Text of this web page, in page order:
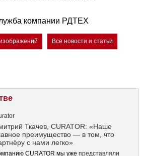
компании РДТЕХ
Все новости и статьи
Ткачев, CURATOR: «Наше
преимущество — в том, что
с нами легко»
CURATOR мы уже представляли